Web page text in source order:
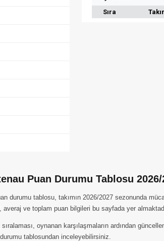
Sıra
Puan Durumu Tablosu 2026/
durumu tablosu, takımın 2026/2027 sezonunda
averaj ve toplam puan bilgileri bu sayfada yer
oynanan karşılaşmaların ardından
tablosundan inceleyebilirsiniz.